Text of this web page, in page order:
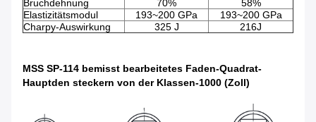
Bruchdehnung
70%
58%
Elastizitätsmodul
193~200 GPa
193~200 GPa
Charpy-Auswirkung
325 J 216J
MSS SP-114 bemisst bearbeitetes Faden-Quadrat-
Hauptden steckern von der Klassen-1000 (Zoll)